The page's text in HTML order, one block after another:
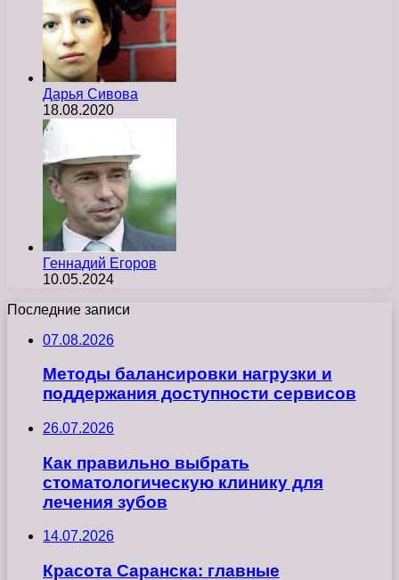
Дарья Сивова
18.08.2020
Геннадий Егоров
10.05.2024
Последние записи
07.08.2026
Методы балансировки нагрузки и
поддержания доступности сервисов
26.07.2026
Как правильно выбрать
стоматологическую клинику для
лечения зубов
14.07.2026
Красота Саранска: главные